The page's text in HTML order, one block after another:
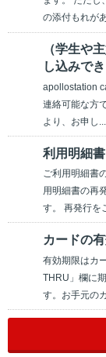
の添付もれが
（学生や
し込みで
apollostation
連絡可能な方
より、お申し...
利用明細
ご利用明細書
用明細書の再
す。 再発行を
カードの
有効期限はカ
THRU」欄に
す。お手元の